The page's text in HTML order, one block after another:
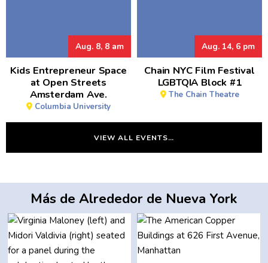
Aug. 8, 8 am
Kids Entrepreneur Space
at Open Streets
Amsterdam Ave.
Columbia University
Aug. 14, 6 pm
Chain NYC Film Festival
LGBTQIA Block #1
The Chain Theatre
VIEW ALL EVENTS…
Más de Alrededor de Nueva York